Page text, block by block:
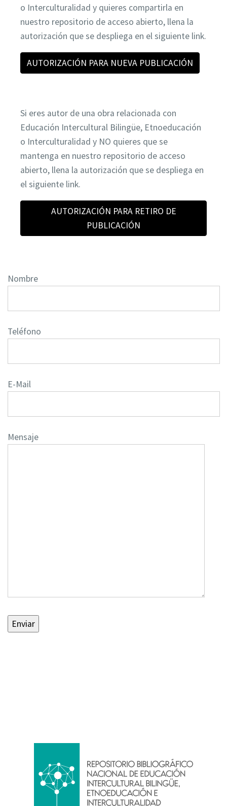
o Interculturalidad y quieres compartirla en
nuestro repositorio de acceso abierto, llena la
autorización que se despliega en el siguiente link.
AUTORIZACIÓN PARA NUEVA PUBLICACIÓN
Si eres autor de una obra relacionada con
Educación Intercultural Bilingüe, Etnoeducación
o Interculturalidad y NO quieres que se
mantenga en nuestro repositorio de acceso
abierto, llena la autorización que se despliega en
el siguiente link.
AUTORIZACIÓN PARA RETIRO DE
PUBLICACIÓN
Nombre
Teléfono
E-Mail
Mensaje